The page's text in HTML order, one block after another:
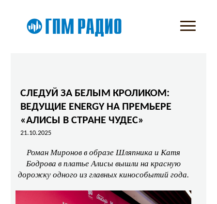
СЛЕДУЙ ЗА БЕЛЫМ КРОЛИКОМ:
ВЕДУЩИЕ ENERGY НА ПРЕМЬЕРЕ
«АЛИСЫ В СТРАНЕ ЧУДЕС»
21.10.2025
Роман Миронов в образе Шляпника и Катя
Бодрова в платье Алисы вышли на красную
дорожку одного из главных кинособытий года.